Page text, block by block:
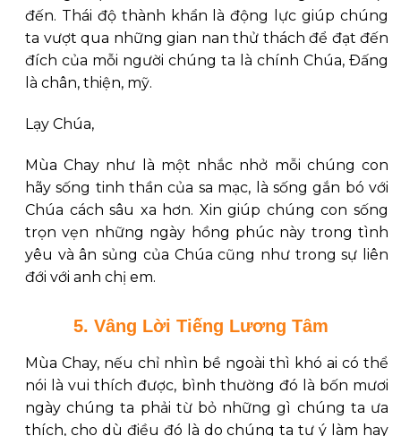
đến. Thái độ thành khẩn là động lực giúp chúng
ta vượt qua những gian nan thử thách để đạt đến
đích của mỗi người chúng ta là chính Chúa, Ðấng
là chân, thiện, mỹ.
Lạy Chúa,
Mùa Chay như là một nhắc nhở mỗi chúng con
hãy sống tinh thần của sa mạc, là sống gắn bó với
Chúa cách sâu xa hơn. Xin giúp chúng con sống
trọn vẹn những ngày hồng phúc này trong tình
yêu và ân sủng của Chúa cũng như trong sự liên
đới với anh chị em.
5. Vâng Lời Tiếng Lương Tâm
Mùa Chay, nếu chỉ nhìn bề ngoài thì khó ai có thể
nói là vui thích được, bình thường đó là bốn mươi
ngày chúng ta phải từ bỏ những gì chúng ta ưa
thích, cho dù điều đó là do chúng ta tự ý làm hay